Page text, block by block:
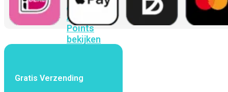
Alle
Access
Points
bekijken
Generatie
Gratis Verzending